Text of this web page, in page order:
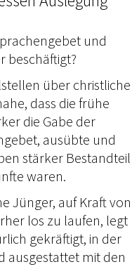
und
beschäftigt?
über christliche
dass die frühe
die Gabe der
ausübte und
stärker Bestandteil
waren.
Jünger, auf Kraft von
los zu laufen, legt
gekräftigt, in der
ausgestattet mit den